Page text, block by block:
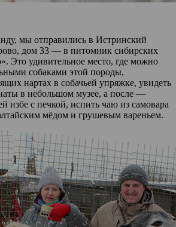
мы отправились в Истринский
дом 33 — в питомник сибирских
Это удивительное место, где можно
собаками этой породы,
нартах в собачьей упряжке, увидеть
в небольшом музее, а после —
избе с печкой, испить чаю из самовара
мёдом и грушевым вареньем.